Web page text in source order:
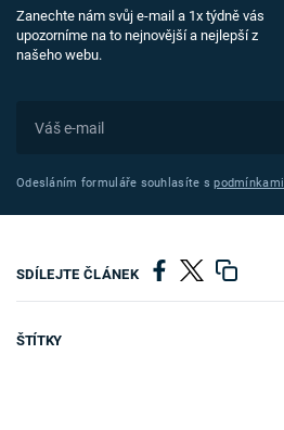
Zanechte nám svůj e-mail a 1x týdně vás
upozorníme na to nejnovější a nejlepší z
našeho webu.
Odesláním formuláře souhlasíte s
SDÍLEJTE ČLÁNEK
ŠTÍTKY